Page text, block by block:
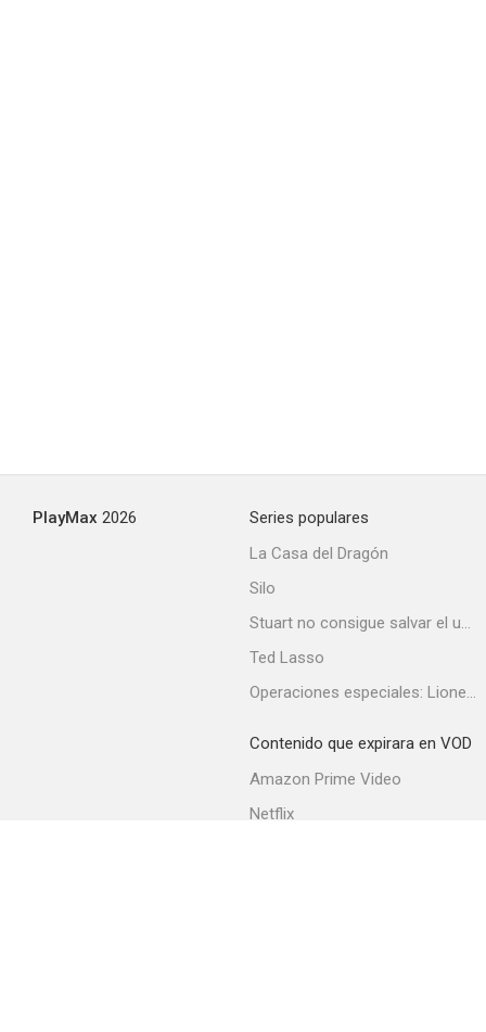
PlayMax 2026
Series populares
La Casa del Dragón
Silo
Stuart no consigue salvar el universo
Ted Lasso
Operaciones especiales: Lioness
Contenido que expirara en VOD
Amazon Prime Video
Netflix